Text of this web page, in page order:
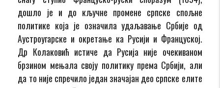
дошло је и до кључне промене српске спољне
политикe која је означила удаљавање Србије од
Аустроугарске и окретање ка Русији и Француској.
Др Колаковић истиче да Русија није очекиваном
брзином мењала своју политику према Србији, али
да то није спречило један значајан део српске елите